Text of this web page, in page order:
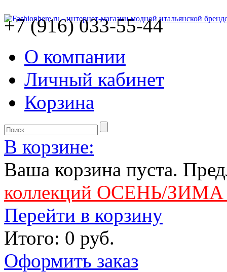
+7 (916) 033-55-44
О компании
Личный кабинет
Корзина
В корзине:
Ваша корзина пуста.
коллекций ОСЕНЬ/ЗИМА
Перейти в корзину
Итого: 0 руб.
Оформить заказ